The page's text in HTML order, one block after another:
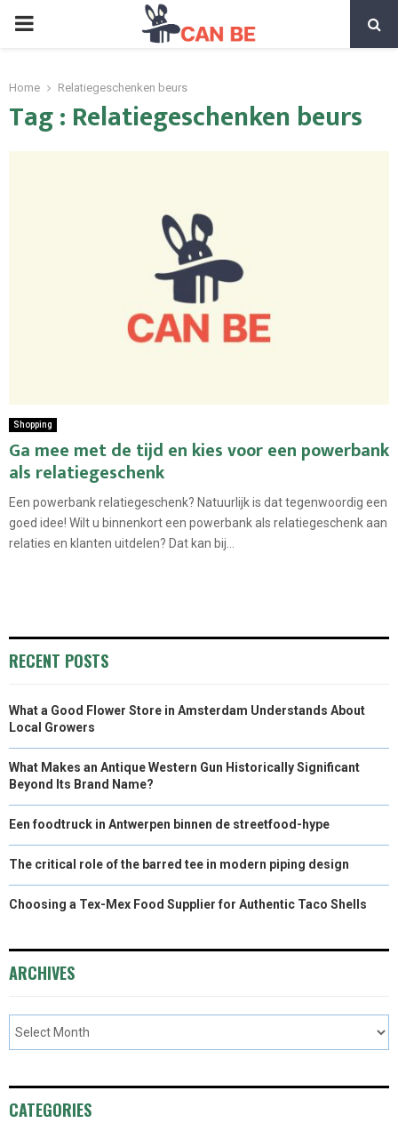
PRIMARY
Home Relatiegeschenken beurs
Tag : Relatiegeschenken beurs
Shopping
Ga mee met de tijd en kies voor een powerbank
als relatiegeschenk
Een powerbank relatiegeschenk? Natuurlijk is dat tegenwoordig een
goed idee! Wilt u binnenkort een powerbank als relatiegeschenk aan
relaties en klanten uitdelen? Dat kan bij...
RECENT POSTS
What a Good Flower Store in Amsterdam Understands About
Local Growers
What Makes an Antique Western Gun Historically Significant
Beyond Its Brand Name?
Een foodtruck in Antwerpen binnen de streetfood-hype
The critical role of the barred tee in modern piping design
Choosing a Tex-Mex Food Supplier for Authentic Taco Shells
ARCHIVES
CATEGORIES